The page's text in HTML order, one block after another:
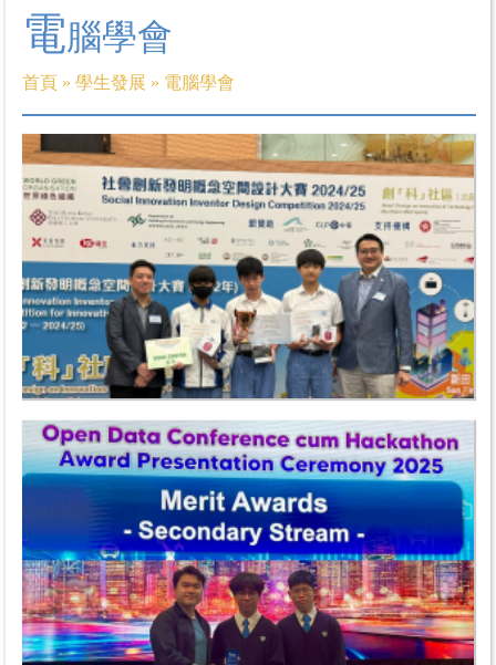
電腦學會
首頁 » 學生發展 » 電腦學會